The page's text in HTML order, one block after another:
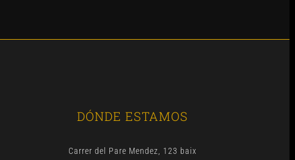
DÓNDE ESTAMOS
Carrer del Pare Mendez, 123 baix